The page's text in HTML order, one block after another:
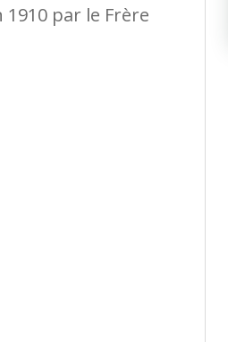
par le Frère